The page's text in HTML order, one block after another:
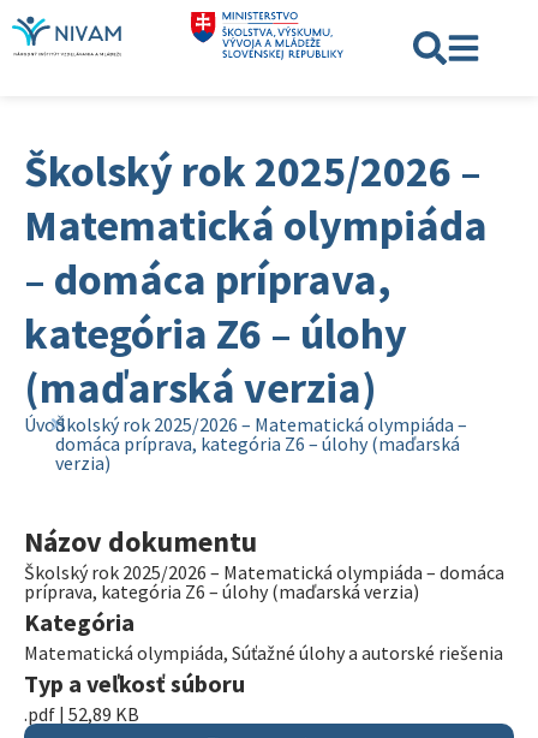
Školský rok 2025/2026 –
Matematická olympiáda
– domáca príprava,
kategória Z6 – úlohy
(maďarská verzia)
ÚvodŠkolský rok 2025/2026 – Matematická olympiáda –
domáca príprava, kategória Z6 – úlohy (maďarská
verzia)
Názov dokumentu
Školský rok 2025/2026 – Matematická olympiáda – domáca
príprava, kategória Z6 – úlohy (maďarská verzia)
Kategória
Matematická olympiáda, Súťažné úlohy a autorské riešenia
Typ a veľkosť súboru
.pdf | 52,89 KB